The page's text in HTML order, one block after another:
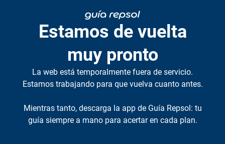
Estamos de vuelta
muy pronto
La web está temporalmente fuera de servicio.
Estamos trabajando para que vuelva cuanto antes.
Mientras tanto, descarga la app de Guía Repsol: tu
guía siempre a mano para acertar en cada plan.